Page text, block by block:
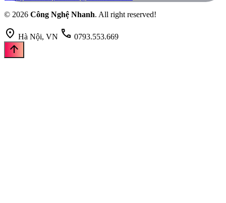
© 2026 Công Nghệ Nhanh. All right reserved!
location_on Hà Nội, VN call 0793.553.669
arrow_upward